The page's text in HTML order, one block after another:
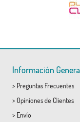
Información
> Preguntas Frecuentes
> Opiniones de Clientes
> Envío